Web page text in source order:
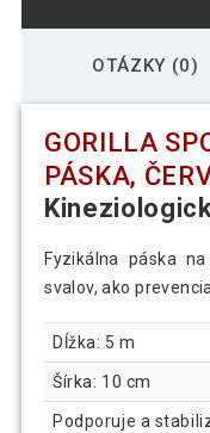
OTÁZKY (0)
GORILLA
PÁSKA,
Fyzikálna páska
svalov, ako
Dĺžka: 5 m
Šírka: 10 cm
Podporuje a